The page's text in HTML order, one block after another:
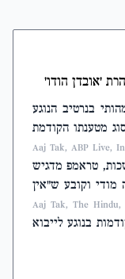
'אובדן הודו'
בנרטיב הנוגע
מטענתו הקודמת
(Aaj Tak, ABP Live,
טראמפ מדגיש
וקובע ש"אין
(Aaj Tak, The Hindu,
בנוגע לייבוא